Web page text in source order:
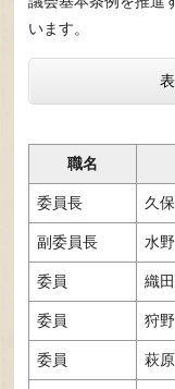
います。
職名
委員長 久
副委員長 水
委員 織
委員 狩
委員 萩